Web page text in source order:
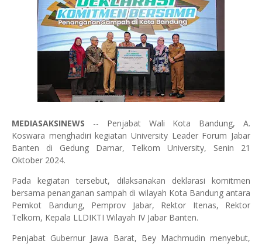
MEDIASAKSINEWS -- Penjabat Wali Kota Bandung, A.
Koswara menghadiri kegiatan University Leader Forum Jabar
Banten di Gedung Damar, Telkom University, Senin 21
Oktober 2024.
Pada kegiatan tersebut, dilaksanakan deklarasi komitmen
bersama penanganan sampah di wilayah Kota Bandung antara
Pemkot Bandung, Pemprov Jabar, Rektor Itenas, Rektor
Telkom, Kepala LLDIKTI Wilayah IV Jabar Banten.
Penjabat Gubernur Jawa Barat, Bey Machmudin menyebut,